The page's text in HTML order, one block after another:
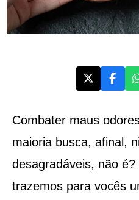
Combater maus
maioria busca, afinal,
desagradáveis, não
trazemos para vocês